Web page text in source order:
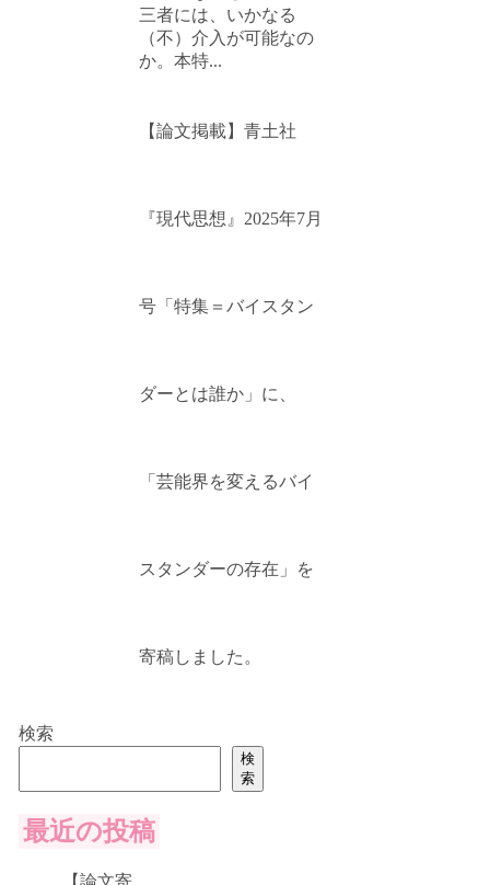
【論文掲載】青土社
『現代思想』2025年7月
号「特集＝バイスタン
ダーとは誰か」に、
「芸能界を変えるバイ
スタンダーの存在」を
寄稿しました。
三者には、いかなる
（不）介入が可能なの
か。本特...
検索
検
索
最近の投稿
【論文寄